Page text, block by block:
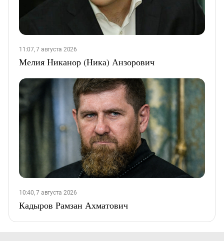
11:07, 7 августа 2026
Мелия Никанор (Ника) Анзорович
10:40, 7 августа 2026
Кадыров Рамзан Ахматович